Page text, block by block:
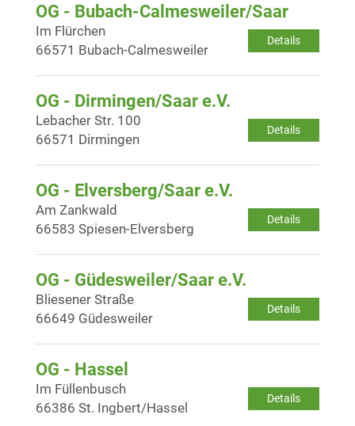
OG - Bubach-Calmesweiler/Saar
Details
Im Flürchen
66571 Bubach-Calmesweiler
OG - Dirmingen/Saar e.V.
Details
Lebacher Str. 100
66571 Dirmingen
OG - Elversberg/Saar e.V.
Details
Am Zankwald
66583 Spiesen-Elversberg
OG - Güdesweiler/Saar e.V.
Details
Bliesener Straße
66649 Güdesweiler
OG - Hassel
Details
Im Füllenbusch
66386 St. Ingbert/Hassel